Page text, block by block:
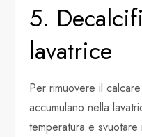
5.
lavatrice
Per rimuovere il
accumulano nella
temperatura e